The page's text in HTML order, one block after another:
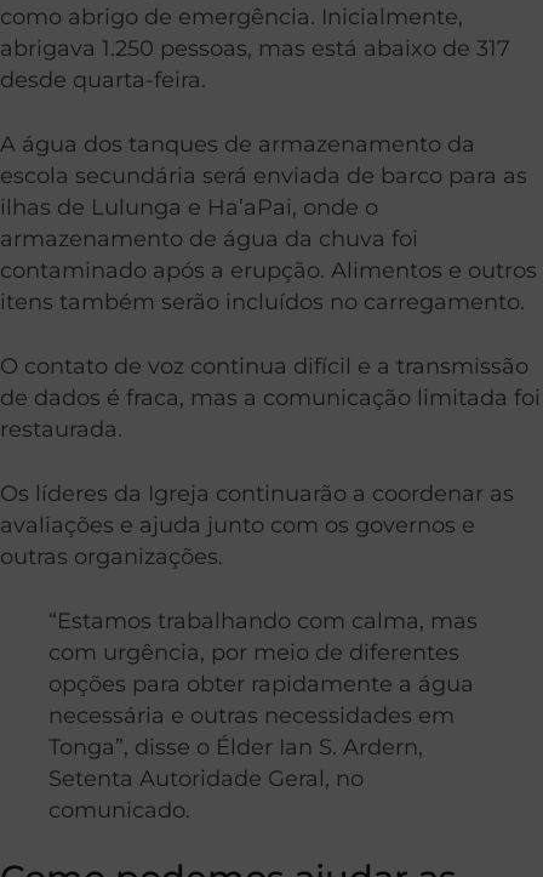
como abrigo de emergência. Inicialmente,
abrigava 1.250 pessoas, mas está abaixo de 317
desde quarta-feira.
A água dos tanques de armazenamento da
escola secundária será enviada de barco para as
ilhas de Lulunga e Ha’aPai, onde o
armazenamento de água da chuva foi
contaminado após a erupção. Alimentos e outros
itens também serão incluídos no carregamento.
O contato de voz continua difícil e a transmissão
de dados é fraca, mas a comunicação limitada foi
restaurada.
Os líderes da Igreja continuarão a coordenar as
avaliações e ajuda junto com os governos e
outras organizações.
“Estamos trabalhando com calma, mas
com urgência, por meio de diferentes
opções para obter rapidamente a água
necessária e outras necessidades em
Tonga”, disse o Élder Ian S. Ardern,
Setenta Autoridade Geral, no
comunicado.